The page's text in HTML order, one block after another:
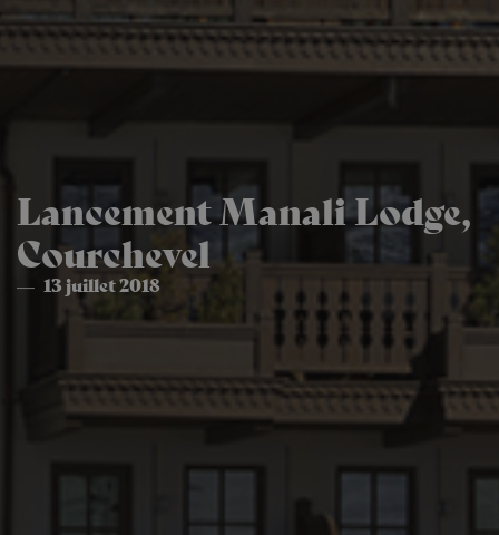
Lancement Manali Lodge,
Courchevel
13 juillet 2018